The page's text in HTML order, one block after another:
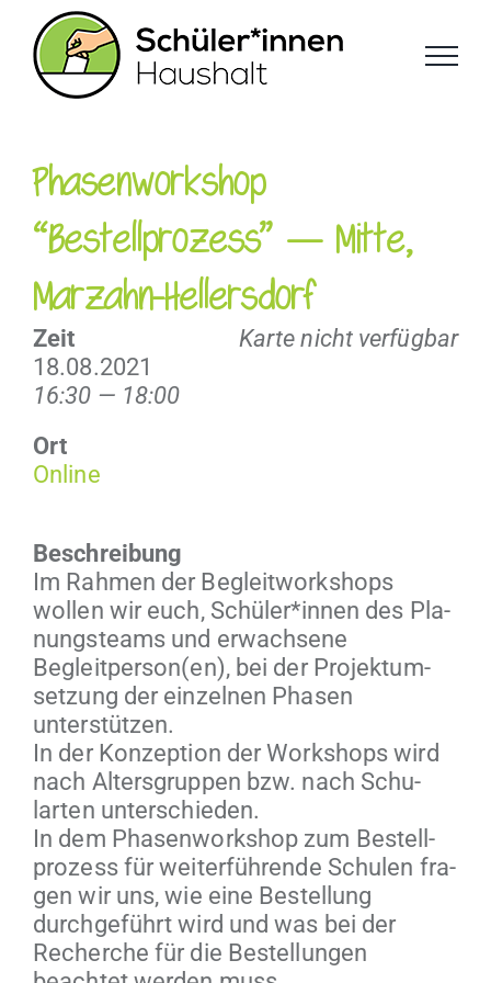
Inhalt
springen
Phasenworkshop
“Bestellprozess” — Mitte,
Marzahn-Hellersdorf
Karte nicht verfügbar
Zeit
18.08.2021
16:30 — 18:00
Ort
Online
Beschrei­bung
Im Rah­men der Begleit­work­shops
wollen wir euch, Schüler*innen des Pla­
nung­steams und erwach­sene
Begleitperson(en), bei der Pro­jek­tum­
set­zung der einzel­nen Phasen
unterstützen.
In der Konzep­tion der Work­shops wird
nach Alters­grup­pen bzw. nach Schu­
larten unterschieden.
In dem Phasen­work­shop zum Bestell­
prozess für weit­er­führende Schulen fra­
gen wir uns, wie eine Bestel­lung
durchge­führt wird und was bei der
Recherche für die Bestel­lun­gen